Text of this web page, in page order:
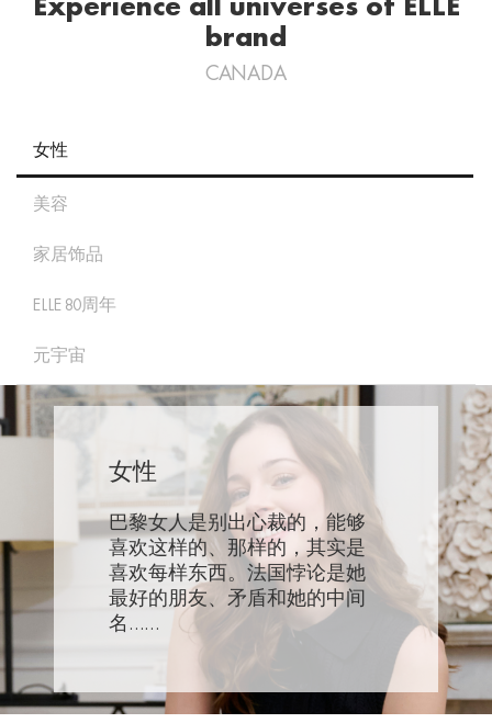
Experience all universes of ELLE
brand
CANADA
女性
美容
家居饰品
ELLE 80周年
元宇宙
女性
巴黎女人是别出心裁的，能够
喜欢这样的、那样的，其实是
喜欢每样东西。法国悖论是她
最好的朋友、矛盾和她的中间
名……